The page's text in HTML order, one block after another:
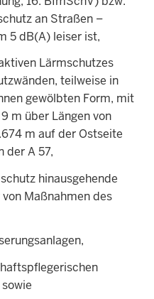
an Straßen –
5 dB(A) leiser ist,
Lärmschutzes
teilweise in
gewölbten Form, mit
m über Längen von
m auf der Ostseite
der A 57,
hinausgehende
Maßnahmen des